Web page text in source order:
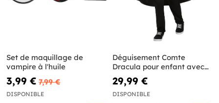
Set de maquillage de
vampire à l'huile
3,99 € 7,99 €
DISPONIBLE
Déguisement Comte
Dracula pour enfant avec
maquillage
29,99 €
DISPONIBLE